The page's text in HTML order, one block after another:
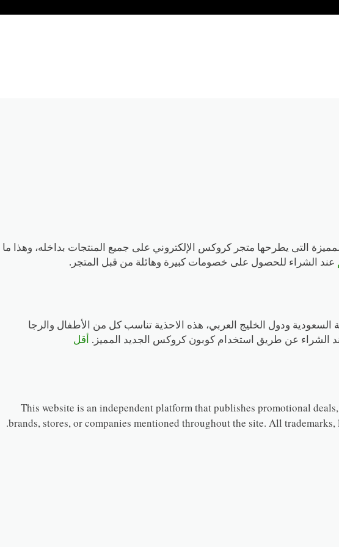
الخصومات والعروض المميزة التى يطرحها متجر كروكس الإلكتروني على جميع المنتجات بداخله، وهذا ما
عند الشراء للحصول على خصومات كبيرة وهائلة من قبل المتجر.
السعودية ودول الخليج العربي، هذه الاحذية تناسب كل من الأطفال والرجا
الشراء عن طريق استخدام كوبون كروكس الجديد المميز.
أقل
This website is an independent platform that publishes promotional
brands, stores, or companies mentioned throughout the site. All